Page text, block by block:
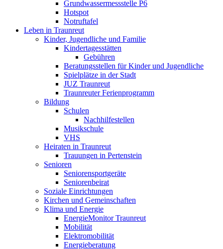
Grundwassermessstelle P6
Hotspot
Notruftafel
Leben in Traunreut
Kinder, Jugendliche und Familie
Kindertagesstätten
Gebühren
Beratungsstellen für Kinder und Jugendliche
Spielplätze in der Stadt
JUZ Traunreut
Traunreuter Ferienprogramm
Bildung
Schulen
Nachhilfestellen
Musikschule
VHS
Heiraten in Traunreut
Trauungen in Pertenstein
Senioren
Seniorensportgeräte
Seniorenbeirat
Soziale Einrichtungen
Kirchen und Gemeinschaften
Klima und Energie
EnergieMonitor Traunreut
Mobilität
Elektromobilität
Energieberatung